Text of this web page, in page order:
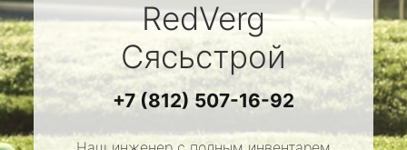
RedVerg
Сясьстрой
+7 (812) 507-16-92